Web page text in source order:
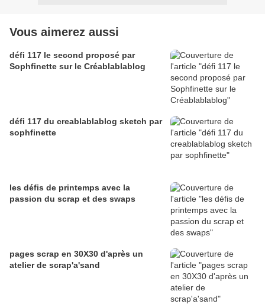
Vous aimerez aussi
défi 117 le second proposé par
Sophfinette sur le Créablablablog
défi 117 du creablablablog sketch par
sophfinette
les défis de printemps avec la
passion du scrap et des swaps
pages scrap en 30X30 d'après un
atelier de scrap'a'sand